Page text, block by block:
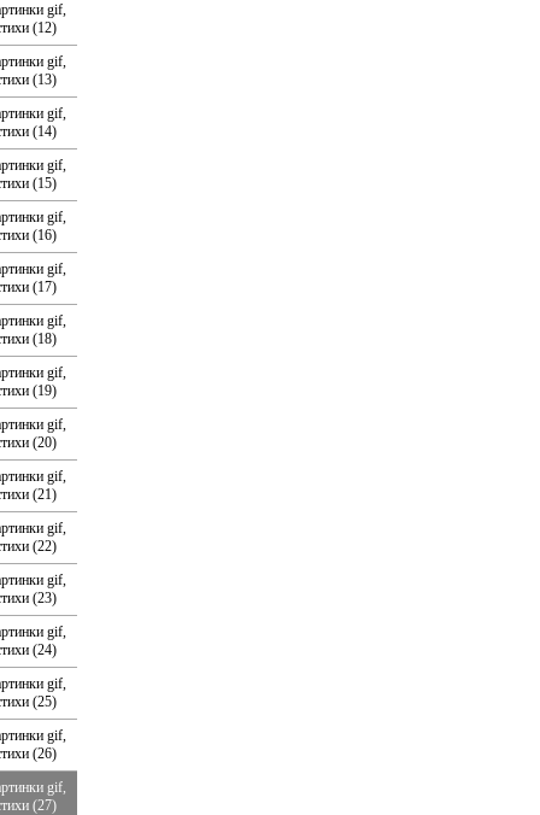
gif,
(12)
gif,
(13)
gif,
(14)
gif,
(15)
gif,
(16)
gif,
(17)
gif,
(18)
gif,
(19)
gif,
(20)
gif,
(21)
gif,
(22)
gif,
(23)
gif,
(24)
gif,
(25)
gif,
(26)
gif,
(27)